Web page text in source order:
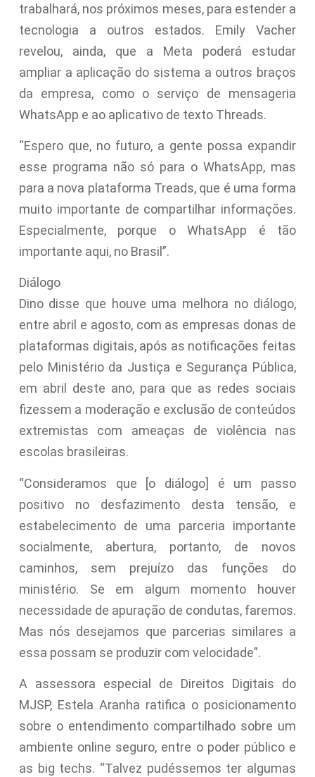
trabalhará, nos próximos meses, para estender a
tecnologia a outros estados. Emily Vacher
revelou, ainda, que a Meta poderá estudar
ampliar a aplicação do sistema a outros braços
da empresa, como o serviço de mensageria
WhatsApp e ao aplicativo de texto Threads.
“Espero que, no futuro, a gente possa expandir
esse programa não só para o WhatsApp, mas
para a nova plataforma Treads, que é uma forma
muito importante de compartilhar informações.
Especialmente, porque o WhatsApp é tão
importante aqui, no Brasil”.
Diálogo
Dino disse que houve uma melhora no diálogo,
entre abril e agosto, com as empresas donas de
plataformas digitais, após as notificações feitas
pelo Ministério da Justiça e Segurança Pública,
em abril deste ano, para que as redes sociais
fizessem a moderação e exclusão de conteúdos
extremistas com ameaças de violência nas
escolas brasileiras.
“Consideramos que [o diálogo] é um passo
positivo no desfazimento desta tensão, e
estabelecimento de uma parceria importante
socialmente, abertura, portanto, de novos
caminhos, sem prejuízo das funções do
ministério. Se em algum momento houver
necessidade de apuração de condutas, faremos.
Mas nós desejamos que parcerias similares a
essa possam se produzir com velocidade”.
A assessora especial de Direitos Digitais do
MJSP, Estela Aranha ratifica o posicionamento
sobre o entendimento compartilhado sobre um
ambiente online seguro, entre o poder público e
as big techs. “Talvez pudéssemos ter algumas